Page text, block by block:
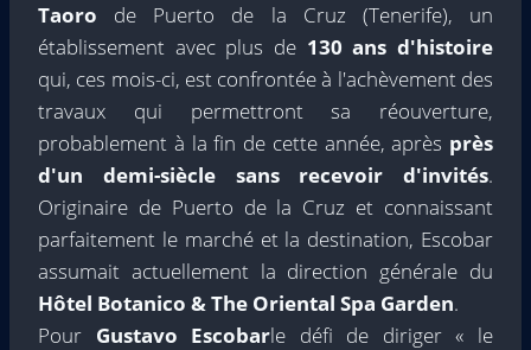
Taoro de Puerto de la Cruz (Tenerife), un
établissement avec plus de 130 ans d'histoire
qui, ces mois-ci, est confrontée à l'achèvement des
travaux qui permettront sa réouverture,
probablement à la fin de cette année, après près
d'un demi-siècle sans recevoir d'invités.
Originaire de Puerto de la Cruz et connaissant
parfaitement le marché et la destination, Escobar
assumait actuellement la direction générale du
Hôtel Botanico & The Oriental Spa Garden.
Pour Gustavo Escobarle défi de diriger « le